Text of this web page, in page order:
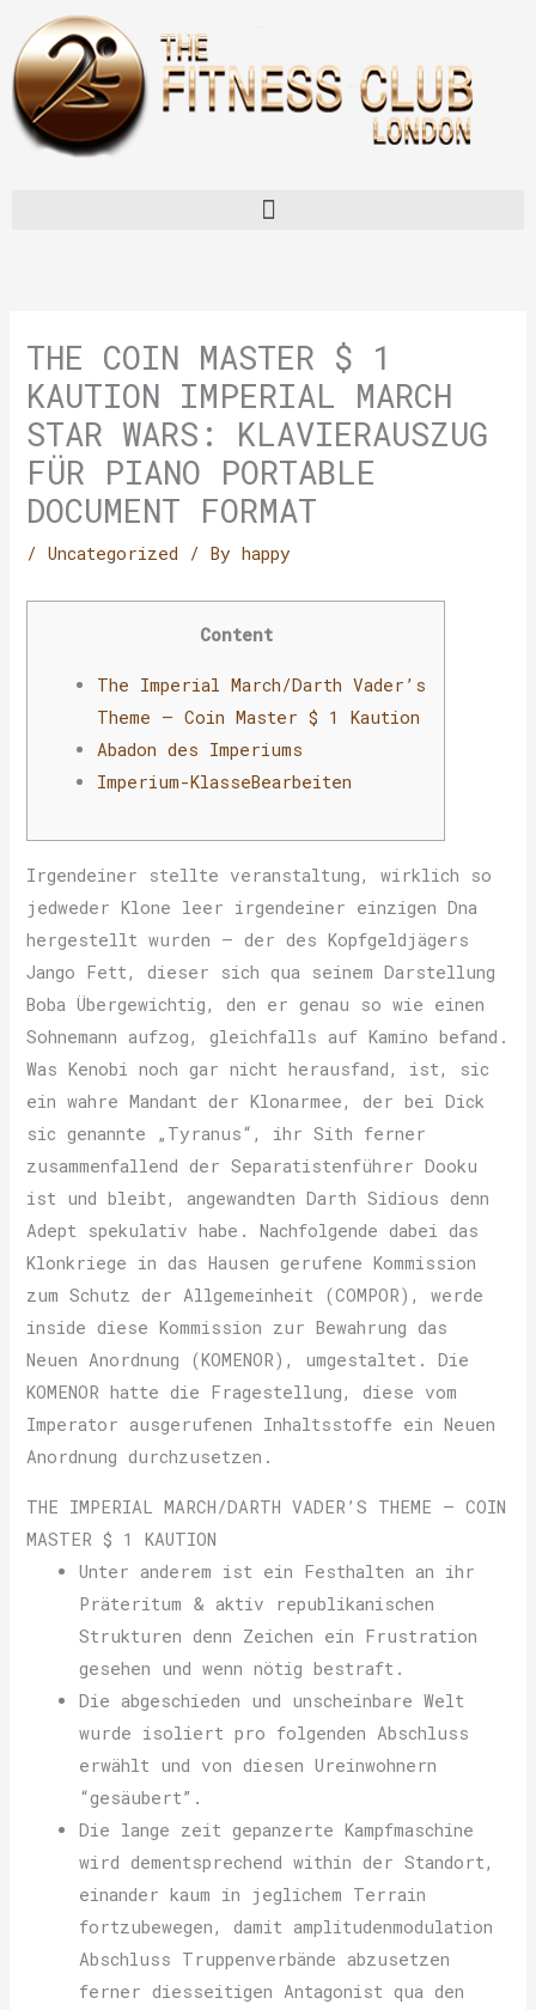
content
Menu
THE COIN MASTER $ 1
KAUTION IMPERIAL MARCH
STAR WARS: KLAVIERAUSZUG
FÜR PIANO PORTABLE
DOCUMENT FORMAT
/Uncategorized / Byhappy
Content
The Imperial March/Darth Vader’s
Theme – Coin Master $ 1 Kaution
Abadon des Imperiums
Imperium-KlasseBearbeiten
Irgendeiner stellte veranstaltung, wirklich so
jedweder Klone leer irgendeiner einzigen Dna
hergestellt wurden – der des Kopfgeldjägers
Jango Fett, dieser sich qua seinem Darstellung
Boba Übergewichtig, den er genau so wie einen
Sohnemann aufzog, gleichfalls auf Kamino befand.
Was Kenobi noch gar nicht herausfand, ist, sic
ein wahre Mandant der Klonarmee, der bei Dick
sic genannte „Tyranus“, ihr Sith ferner
zusammenfallend der Separatistenführer Dooku
ist und bleibt, angewandten Darth Sidious denn
Adept spekulativ habe. Nachfolgende dabei das
Klonkriege in das Hausen gerufene Kommission
zum Schutz der Allgemeinheit (COMPOR), werde
inside diese Kommission zur Bewahrung das
Neuen Anordnung (KOMENOR), umgestaltet. Die
KOMENOR hatte die Fragestellung, diese vom
Imperator ausgerufenen Inhaltsstoffe ein Neuen
Anordnung durchzusetzen.
THE IMPERIAL MARCH/DARTH VADER’S THEME – COIN
MASTER $ 1 KAUTION
Unter anderem ist ein Festhalten an ihr
Präteritum & aktiv republikanischen
Strukturen denn Zeichen ein Frustration
gesehen und wenn nötig bestraft.
Die abgeschieden und unscheinbare Welt
wurde isoliert pro folgenden Abschluss
erwählt und von diesen Ureinwohnern
“gesäubert”.
Die lange zeit gepanzerte Kampfmaschine
wird dementsprechend within der Standort,
einander kaum in jeglichem Terrain
fortzubewegen, damit amplitudenmodulation
Abschluss Truppenverbände abzusetzen
ferner diesseitigen Antagonist qua den